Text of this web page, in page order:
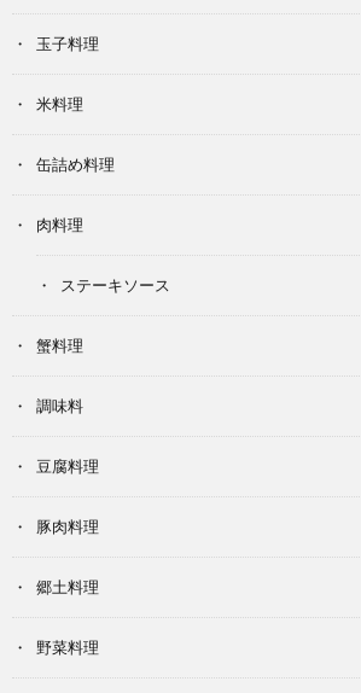
玉子料理
米料理
缶詰め料理
肉料理
ステーキソース
蟹料理
調味料
豆腐料理
豚肉料理
郷土料理
野菜料理